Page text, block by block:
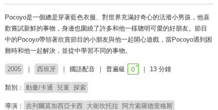
Pocoyo是一個總是穿著藍色衣服、對世界充滿好奇心的活潑小男孩，他喜
歡嘗試新鮮的事物，身邊也圍繞了許多和他一樣聰明可愛的好朋友。節目
中的Pocoyo帶領著欣賞節目的小朋友與他一起開心遊戲，當Pocoyo遇到困
難時和他一起解決，並從中學習不同的事物。
2005 西班牙 國語配音 普遍級 13 分鐘
類別： 動畫/卡通 兒童 探索
導演： 吉列爾莫加西亞卡西 大衛坎托拉 阿方索羅德里格斯